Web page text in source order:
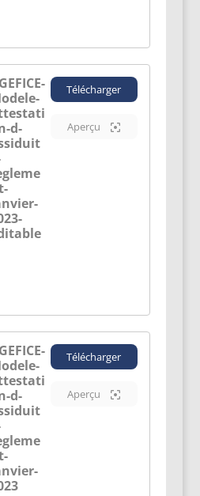
d-
Télécharger
Aperçu
d-
Télécharger
Aperçu